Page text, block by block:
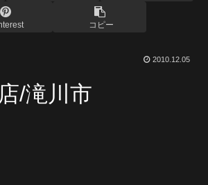
コピー
2010.12.05
/滝川市